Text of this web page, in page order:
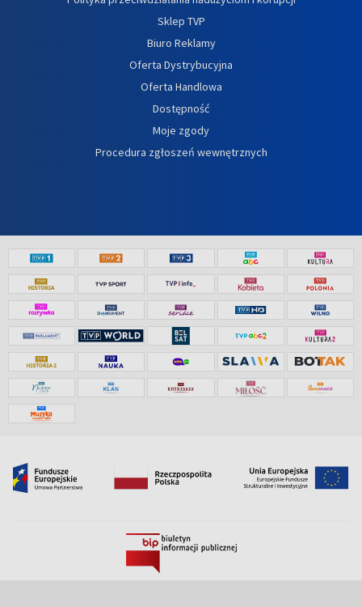
Sklep TVP
Biuro Reklamy
Oferta Dystrybucyjna
Oferta Handlowa
Dostępność
Moje zgody
Procedura zgłoszeń wewnętrznych